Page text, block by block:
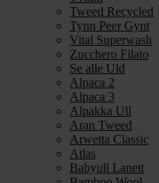
Tweed Recycled
Tynn Peer Gynt
Vital Superwash
Zucchero Filato
Se alle Uld
Alpaca 2
Alpaca 3
Alpakka Ull
Aran Tweed
Arwetta Classic
Atlas
Babyull Lanett